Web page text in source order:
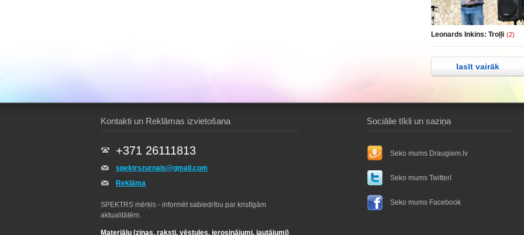
Leonards Inkins: Troļļi (2)
lasīt vairāk
Kontakti un Reklāmas izvietošana
+371 26111813
spektrszurnals@gmail.com
Reklāma
SPEKTRS mērķis - informēt sabiedrību par kristīgām
aktualitātēm.
Materiālu (ziņas, raksti, vēstules, ierosinājumi, jautājumi)
Sociālie tīkli un saziņa
Seko mums Draugiem.lv
Seko mums Twitterī
Seko mums Facebook